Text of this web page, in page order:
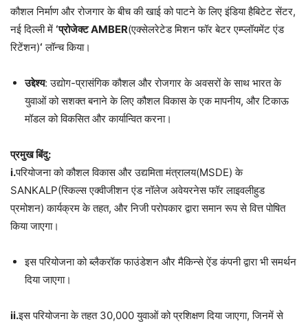
कौशल निर्माण और रोजगार के बीच की खाई को पाटने के लिए इंडिया हैबिटेट सेंटर,
नई दिल्ली में ‘प्रोजेक्ट AMBER(एक्सेलरेटेड मिशन फॉर बेटर एम्प्लॉयमेंट एंड
रिटेंशन)‘ लॉन्च किया।
उद्देश्य: उद्योग-प्रासंगिक कौशल और रोजगार के अवसरों के साथ भारत के
युवाओं को सशक्त बनाने के लिए कौशल विकास के एक मापनीय, और टिकाऊ
मॉडल को विकसित और कार्यान्वित करना।
प्रमुख बिंदु:
i.परियोजना को कौशल विकास और उद्यमिता मंत्रालय(MSDE) के
SANKALP(स्किल्स एक्वीजीशन एंड नॉलेज अवेयरनेस फॉर लाइवलीहुड
प्रमोशन) कार्यक्रम के तहत, और निजी परोपकार द्वारा समान रूप से वित्त पोषित
किया जाएगा।
इस परियोजना को ब्लैकरॉक फाउंडेशन और मैकिन्से ऐंड कंपनी द्वारा भी समर्थन
दिया जाएगा।
ii.इस परियोजना के तहत 30,000 युवाओं को प्रशिक्षण दिया जाएगा, जिनमें से